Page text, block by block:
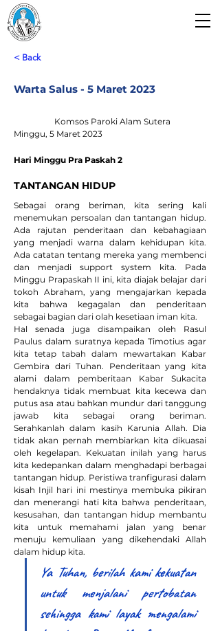
< Back
Warta Salus - 5 Maret 2023
Komsos Paroki Alam Sutera
Minggu, 5 Maret 2023
Hari Minggu Pra Paskah 2
TANTANGAN HIDUP
Sebagai orang beriman, kita sering kali
menemukan persoalan dan tantangan hidup.
Ada rajutan penderitaan dan kebahagiaan
yang menjadi warna dalam kehidupan kita.
Ada catatan tentang mereka yang membenci
dan menjadi support system kita. Pada
Minggu Prapaskah II ini, kita diajak belajar dari
tokoh Abraham, yang mengajarkan kepada
kita bahwa kegagalan dan penderitaan
sebagai bagian dari olah kesetiaan iman kita.
Hal senada juga disampaikan oleh Rasul
Paulus dalam suratnya kepada Timotius agar
kita tetap tabah dalam mewartakan Kabar
Gembira dari Tuhan. Penderitaan yang kita
alami dalam pemberitaan Kabar Sukacita
hendaknya tidak membuat kita kecewa dan
putus asa atau bahkan mundur dari tanggung
jawab kita sebagai orang beriman.
Serahkanlah dalam kasih Karunia Allah. Dia
tidak akan pernah membiarkan kita dikuasai
oleh kegelapan. Kekuatan inilah yang harus
kita kedepankan dalam menghadapi berbagai
tantangan hidup. Peristiwa tranfigurasi dalam
kisah Injil hari ini mestinya membuka pikiran
dan menerangi hati kita bahwa penderitaan,
kesusahan, dan tantangan hidup membantu
kita untuk memahami jalan yang benar
menuju kemuliaan yang dikehendaki Allah
dalam hidup kita.
Ya Tuhan, berilah kami kekuatan
untuk menjalani pertobatan
sehingga kami layak mengalami